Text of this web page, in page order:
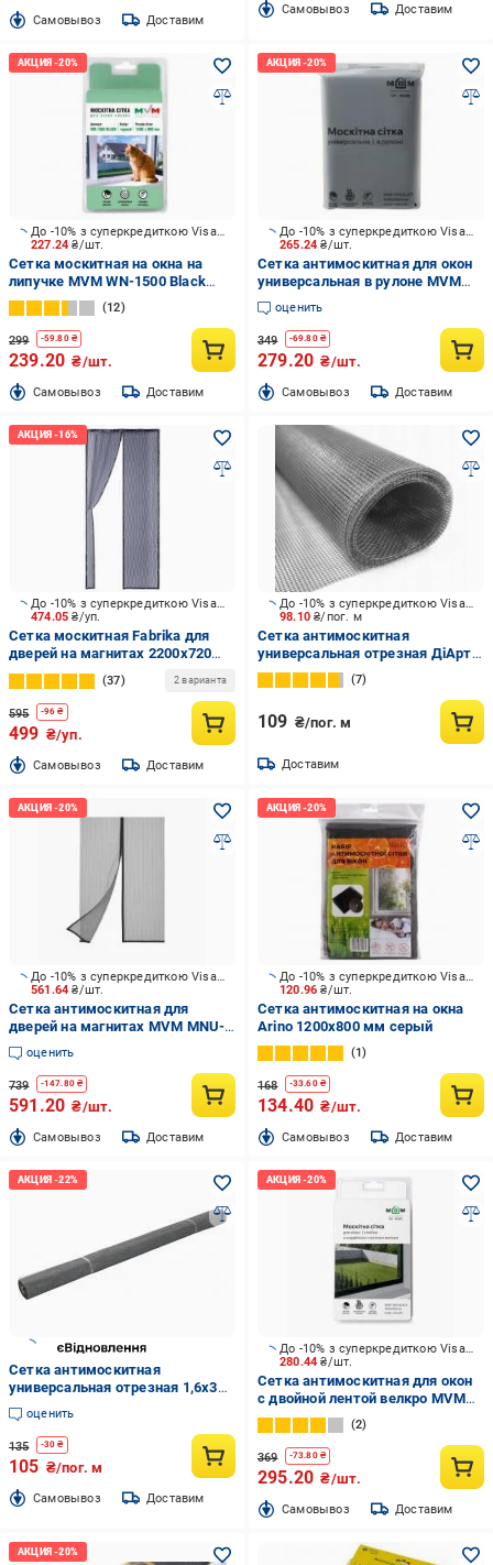
Cамовывоз Доставим
Cамовывоз Доставим
227.24₴/шт.
До -10% з суперкредиткою Visa Вигода
Сетка москитная на окна на
липучке MVM WN-1500 Black
1500х900 мм черный
12
299 -59.80₴
239.20 ₴/шт.
Cамовывоз Доставим
265.24₴/шт.
До -10% з суперкредиткою Visa Вигода
Сетка антимоскитная для окон
универсальная в рулоне MVM
WNR-1500 Black 2500х1500 мм
черный
оценить
349 -69.80₴
279.20 ₴/шт.
Cамовывоз Доставим
474.05₴/уп.
До -10% з суперкредиткою Visa Вигода
Сетка москитная Fabrika для
дверей на магнитах 2200х720
мм графит
37 2 варианта
595 -96 ₴
499 ₴/уп.
Cамовывоз Доставим
98.10₴/пог. м
До -10% з суперкредиткою Visa Вигода
Сетка антимоскитная
универсальная отрезная ДіАрт
1,6 м 64287 серый
7
109 ₴/пог. м
Доставим
561.64₴/шт.
До -10% з суперкредиткою Visa Вигода
Сетка антимоскитная для
дверей на магнитах MVM MNU-
1200 T 2300х1200 мм титан
оценить
739 -147.80 ₴
591.20 ₴/шт.
Cамовывоз Доставим
120.96₴/шт.
До -10% з суперкредиткою Visa Вигода
Сетка антимоскитная на окна
Arino 1200х800 мм серый
1
168 -33.60₴
134.40 ₴/шт.
Cамовывоз Доставим
Сетка антимоскитная
универсальная отрезная 1,6х30
м серый
оценить
135 -30 ₴
105 ₴/пог. м
Cамовывоз Доставим
280.44₴/шт.
До -10% з суперкредиткою Visa Вигода
Сетка антимоскитная для окон
с двойной лентой велкро MVM
WND-1500 Black 1500х900 мм
черный
2
369 -73.80₴
295.20 ₴/шт.
Cамовывоз Доставим